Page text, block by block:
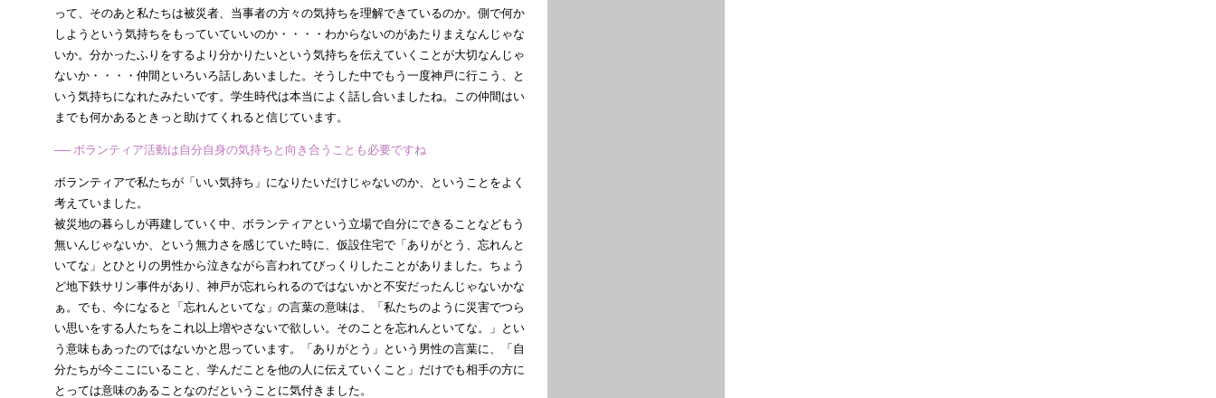
って、そのあと私たちは被災者、当事者の方々の気持ちを理解できているのか。側で何か
しようという気持ちをもっていていいのか・・・・わからないのがあたりまえなんじゃな
いか。分かったふりをするより分かりたいという気持ちを伝えていくことが大切なんじゃ
ないか・・・・仲間といろいろ話しあいました。そうした中でもう一度神戸に行こう、と
いう気持ちになれたみたいです。学生時代は本当によく話し合いましたね。この仲間はい
までも何かあるときっと助けてくれると信じています。
── ボランティア活動は自分自身の気持ちと向き合うことも必要ですね
ボランティアで私たちが「いい気持ち」になりたいだけじゃないのか、ということをよく
考えていました。
被災地の暮らしが再建していく中、ボランティアという立場で自分にできることなどもう
無いんじゃないか、という無力さを感じていた時に、仮設住宅で「ありがとう、忘れんと
いてな」とひとりの男性から泣きながら言われてびっくりしたことがありました。ちょう
ど地下鉄サリン事件があり、神戸が忘れられるのではないかと不安だったんじゃないかな
ぁ。でも、今になると「忘れんといてな」の言葉の意味は、「私たちのように災害でつら
い思いをする人たちをこれ以上増やさないで欲しい。そのことを忘れんといてな。」とい
う意味もあったのではないかと思っています。「ありがとう」という男性の言葉に、「自
分たちが今ここにいること、学んだことを他の人に伝えていくこと」だけでも相手の方に
とっては意味のあることなのだということに気付きました。